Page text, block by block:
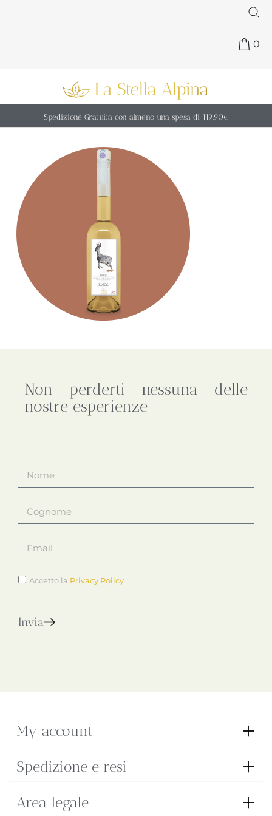
0
Spedizione Gratuita con almeno una spesa di 119,90€
Non perderti nessuna delle
nostre esperienze
Accetto la Privacy Policy
Invia
My account
Spedizione e resi
Area legale